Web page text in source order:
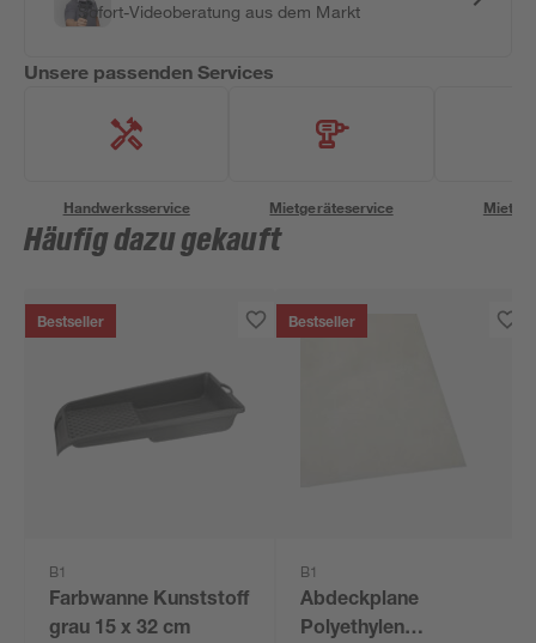
Sofort-Videoberatung aus dem Markt
Unsere passenden Services
Handwerksservice Mietgeräteservice
Häufig dazu gekauft
Bestseller
B1
Farbwanne Kunststoff
grau 15 x 32 cm
Bestseller
B1
Abdeckplane
Polyethylen